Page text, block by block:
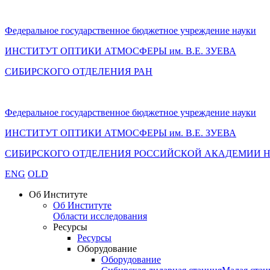
Федеральное государственное бюджетное учреждение науки
ИНСТИТУТ ОПТИКИ АТМОСФЕРЫ им. В.Е. ЗУЕВА
СИБИРСКОГО ОТДЕЛЕНИЯ РАН
Федеральное государственное бюджетное учреждение науки
ИНСТИТУТ ОПТИКИ АТМОСФЕРЫ им. В.Е. ЗУЕВА
СИБИРСКОГО ОТДЕЛЕНИЯ РОССИЙСКОЙ АКАДЕМИИ
ENG OLD
Об Институте
Об Институте
Области исследования
Ресурсы
Ресурсы
Оборудование
Оборудование